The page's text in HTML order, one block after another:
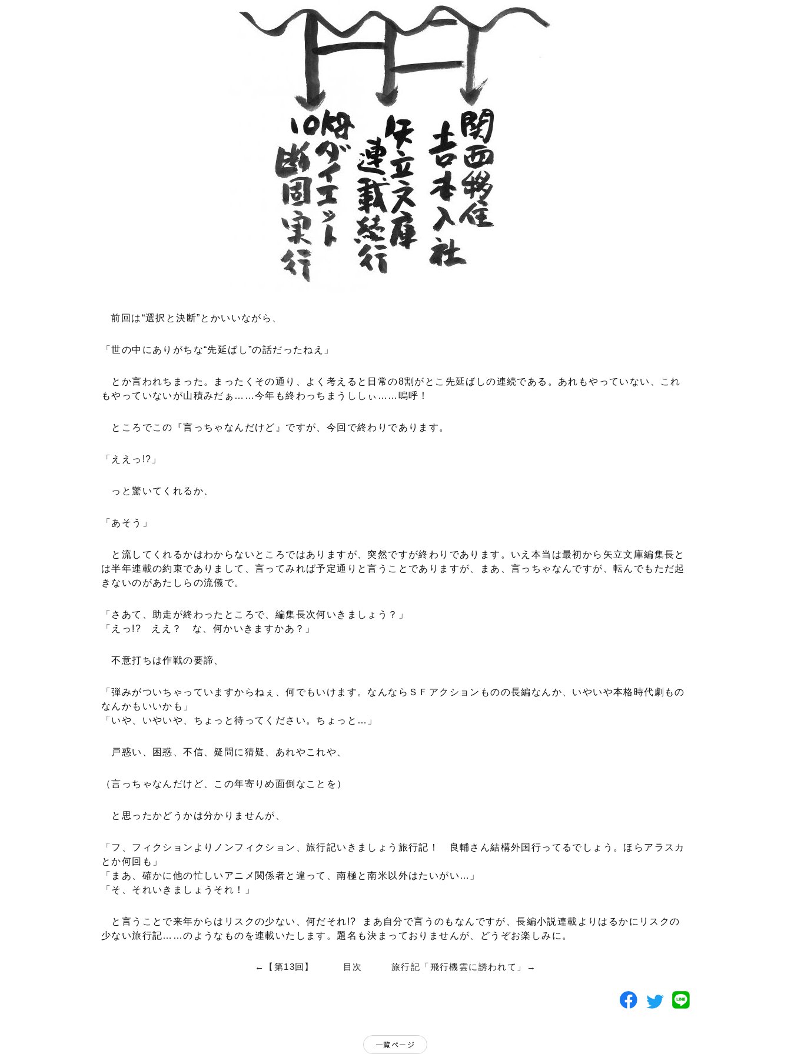
前回は“選択と決断”とかいいながら、
「世の中にありがちな“先延ばし”の話だったねえ」
とか言われちまった。まったくその通り、よく考えると日常の8割がとこ先延ばしの連続である。あれもやっていない、これ
もやっていないが山積みだぁ……今年も終わっちまうししぃ……嗚呼！
ところでこの『言っちゃなんだけど』ですが、今回で終わりであります。
「ええっ!?」
っと驚いてくれるか、
「あそう」
と流してくれるかはわからないところではありますが、突然ですが終わりであります。いえ本当は最初から矢立文庫編集長と
は半年連載の約束でありまして、言ってみれば予定通りと言うことでありますが、まあ、言っちゃなんですが、転んでもただ起
きないのがあたしらの流儀で。
「さあて、助走が終わったところで、編集長次何いきましょう？」
「えっ!? ええ？ な、何かいきますかあ？」
不意打ちは作戦の要諦、
「弾みがついちゃっていますからねぇ、何でもいけます。なんならＳＦアクションものの長編なんか、いやいや本格時代劇もの
なんかもいいかも」
「いや、いやいや、ちょっと待ってください。ちょっと…」
戸惑い、困惑、不信、疑問に猜疑、あれやこれや、
（言っちゃなんだけど、この年寄りめ面倒なことを）
と思ったかどうかは分かりませんが、
「フ、フィクションよりノンフィクション、旅行記いきましょう旅行記！ 良輔さん結構外国行ってるでしょう。ほらアラスカ
とか何回も」
「まあ、確かに他の忙しいアニメ関係者と違って、南極と南米以外はたいがい…」
「そ、それいきましょうそれ！」
と言うことで来年からはリスクの少ない、何だそれ!? まあ自分で言うのもなんですが、長編小説連載よりはるかにリスクの
少ない旅行記……のようなものを連載いたします。題名も決まっておりませんが、どうぞお楽しみに 。
←【第13回】 目次 旅行記「飛行機雲に誘われて」→
一覧ページ